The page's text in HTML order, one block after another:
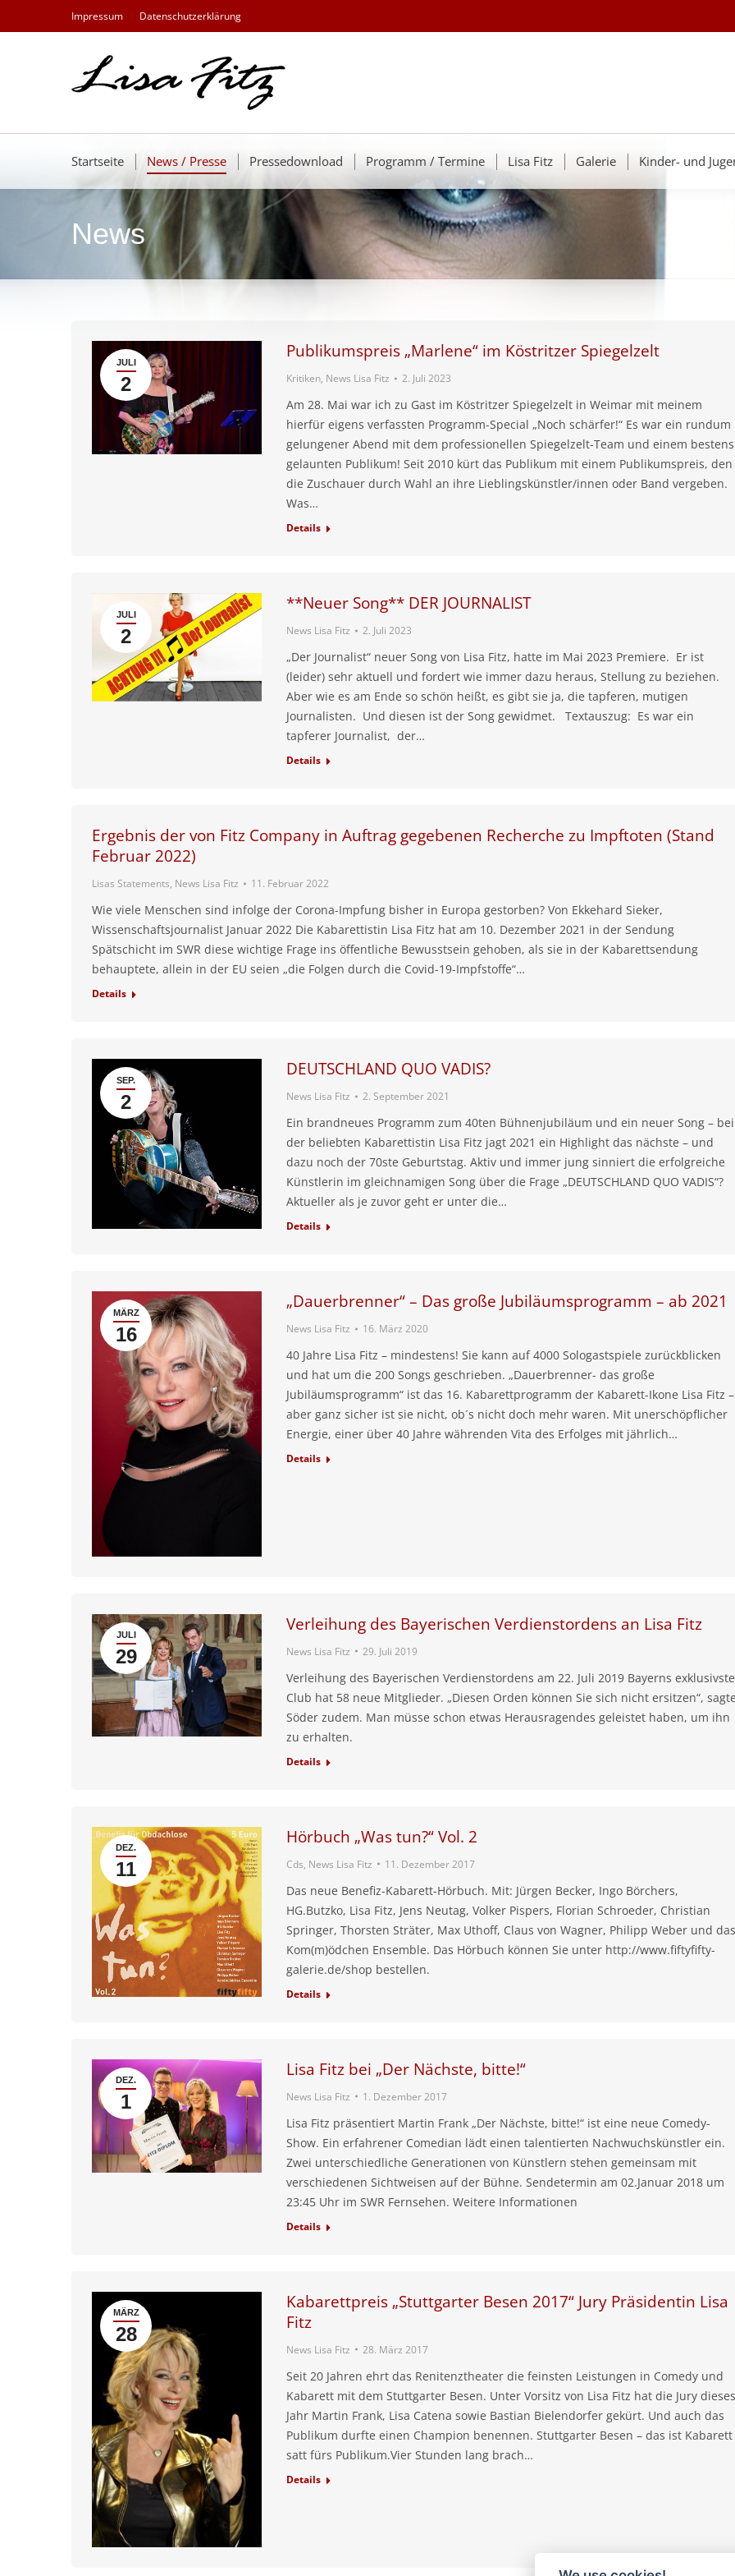
Impressum Datenschutzerklärung
Startseite News / Presse Pressedownload Programm / Termine Lisa Fitz Galerie Kinder- und
News
JULI
2
Publikumspreis „Marlene“ im Köstritzer Spiegelzelt
Kritiken, News Lisa Fitz 2. Juli 2023
Am 28. Mai war ich zu Gast im Köstritzer Spiegelzelt in Weimar mit meinem
hierfür eigens verfassten Programm-Special „Noch schärfer!“ Es war ein rundum
gelungener Abend mit dem professionellen Spiegelzelt-Team und einem bestens
gelaunten Publikum! Seit 2010 kürt das Publikum mit einem Publikumspreis, den
die Zuschauer durch Wahl an ihre Lieblingskünstler/innen oder Band vergeben.
Was…
Details
JULI
2
**Neuer Song** DER JOURNALIST
News Lisa Fitz 2. Juli 2023
„Der Journalist“ neuer Song von Lisa Fitz, hatte im Mai 2023 Premiere. Er ist
(leider) sehr aktuell und fordert wie immer dazu heraus, Stellung zu beziehen.
Aber wie es am Ende so schön heißt, es gibt sie ja, die tapferen, mutigen
Journalisten. Und diesen ist der Song gewidmet. Textauszug: Es war ein
tapferer Journalist, der…
Details
Ergebnis der von Fitz Company in Auftrag gegebenen Recherche zu Impftoten (Stand
Februar 2022)
Lisas Statements, News Lisa Fitz 11. Februar 2022
Wie viele Menschen sind infolge der Corona-Impfung bisher in Europa gestorben? Von Ekkehard Sieker,
Wissenschaftsjournalist Januar 2022 Die Kabarettistin Lisa Fitz hat am 10. Dezember 2021 in der Sendung
Spätschicht im SWR diese wichtige Frage ins öffentliche Bewusstsein gehoben, als sie in der Kabarettsendung
behauptete, allein in der EU seien „die Folgen durch die Covid-19-Impfstoffe“…
Details
SEP.
2
DEUTSCHLAND QUO VADIS?
News Lisa Fitz 2. September 2021
Ein brandneues Programm zum 40ten Bühnenjubiläum und ein neuer Song – bei
der beliebten Kabarettistin Lisa Fitz jagt 2021 ein Highlight das nächste – und
dazu noch der 70ste Geburtstag. Aktiv und immer jung sinniert die erfolgreiche
Künstlerin im gleichnamigen Song über die Frage „DEUTSCHLAND QUO VADIS“?
Aktueller als je zuvor geht er unter die…
Details
MÄRZ
16
„Dauerbrenner“ – Das große Jubiläumsprogramm – ab 2021
News Lisa Fitz 16. März 2020
40 Jahre Lisa Fitz – mindestens! Sie kann auf 4000 Sologastspiele zurückblicken
und hat um die 200 Songs geschrieben. „Dauerbrenner- das große
Jubiläumsprogramm“ ist das 16. Kabarettprogramm der Kabarett-Ikone Lisa Fitz –
aber ganz sicher ist sie nicht, ob´s nicht doch mehr waren. Mit unerschöpflicher
Energie, einer über 40 Jahre währenden Vita des Erfolges mit jährlich…
Details
JULI
29
Verleihung des Bayerischen Verdienstordens an Lisa Fitz
News Lisa Fitz 29. Juli 2019
Verleihung des Bayerischen Verdienstordens am 22. Juli 2019 Bayerns
Club hat 58 neue Mitglieder. „Diesen Orden können Sie sich nicht ersitzen“,
Söder zudem. Man müsse schon etwas Herausragendes geleistet haben, um ihn
zu erhalten.
Details
DEZ.
11
Hörbuch „Was tun?“ Vol. 2
Cds, News Lisa Fitz 11. Dezember 2017
Das neue Benefiz-Kabarett-Hörbuch. Mit: Jürgen Becker, Ingo Börchers,
HG.Butzko, Lisa Fitz, Jens Neutag, Volker Pispers, Florian Schroeder, Christian
Springer, Thorsten Sträter, Max Uthoff, Claus von Wagner, Philipp Weber und
Kom(m)ödchen Ensemble. Das Hörbuch können Sie unter http://www.fiftyfifty-
galerie.de/shop bestellen.
Details
DEZ.
1
Lisa Fitz bei „Der Nächste, bitte!“
News Lisa Fitz 1. Dezember 2017
Lisa Fitz präsentiert Martin Frank „Der Nächste, bitte!“ ist eine neue Comedy-
Show. Ein erfahrener Comedian lädt einen talentierten Nachwuchskünstler ein.
Zwei unterschiedliche Generationen von Künstlern stehen gemeinsam mit
verschiedenen Sichtweisen auf der Bühne. Sendetermin am 02.Januar 2018 um
23:45 Uhr im SWR Fernsehen. Weitere Informationen
Details
MÄRZ
28
Kabarettpreis „Stuttgarter Besen 2017“ Jury Präsidentin Lisa
Fitz
News Lisa Fitz 28. März 2017
Seit 20 Jahren ehrt das Renitenztheater die feinsten Leistungen in Comedy und
Kabarett mit dem Stuttgarter Besen. Unter Vorsitz von Lisa Fitz hat die Jury
Jahr Martin Frank, Lisa Catena sowie Bastian Bielendorfer gekürt. Und auch das
Publikum durfte einen Champion benennen. Stuttgarter Besen – das ist Kabarett
satt fürs Publikum.Vier Stunden lang brach…
Details